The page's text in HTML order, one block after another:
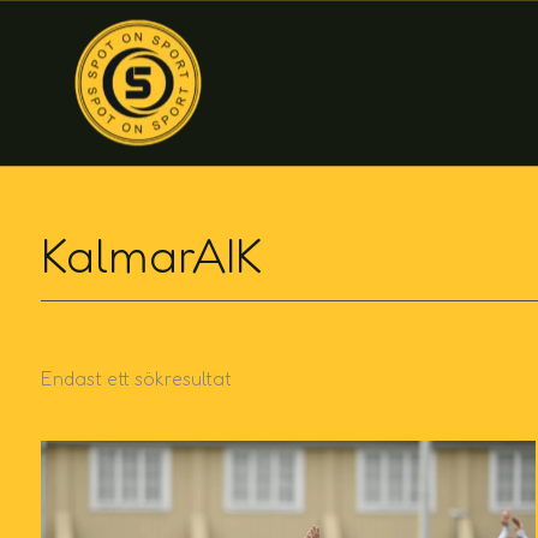
KalmarAIK
Endast ett sökresultat